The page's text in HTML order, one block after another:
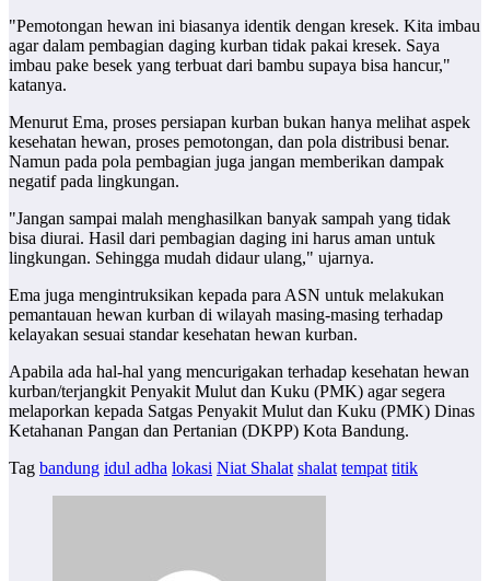
"Pemotongan hewan ini biasanya identik dengan kresek. Kita imbau
agar dalam pembagian daging kurban tidak pakai kresek. Saya
imbau pake besek yang terbuat dari bambu supaya bisa hancur,"
katanya.
Menurut Ema, proses persiapan kurban bukan hanya melihat aspek
kesehatan hewan, proses pemotongan, dan pola distribusi benar.
Namun pada pola pembagian juga jangan memberikan dampak
negatif pada lingkungan.
"Jangan sampai malah menghasilkan banyak sampah yang tidak
bisa diurai. Hasil dari pembagian daging ini harus aman untuk
lingkungan. Sehingga mudah didaur ulang," ujarnya.
Ema juga mengintruksikan kepada para ASN untuk melakukan
pemantauan hewan kurban di wilayah masing-masing terhadap
kelayakan sesuai standar kesehatan hewan kurban.
Apabila ada hal-hal yang mencurigakan terhadap kesehatan hewan
kurban/terjangkit Penyakit Mulut dan Kuku (PMK) agar segera
melaporkan kepada Satgas Penyakit Mulut dan Kuku (PMK) Dinas
Ketahanan Pangan dan Pertanian (DKPP) Kota Bandung.
Tag bandung idul adha lokasi Niat Shalat shalat tempat titik